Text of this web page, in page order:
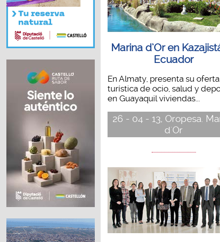
Marina d’Or en
Ecuador
En Almaty, presenta su oferta
turística de ocio, salud y
en Guayaquil viviendas...
26 - 04 - 13, Oropesa.
d´Or